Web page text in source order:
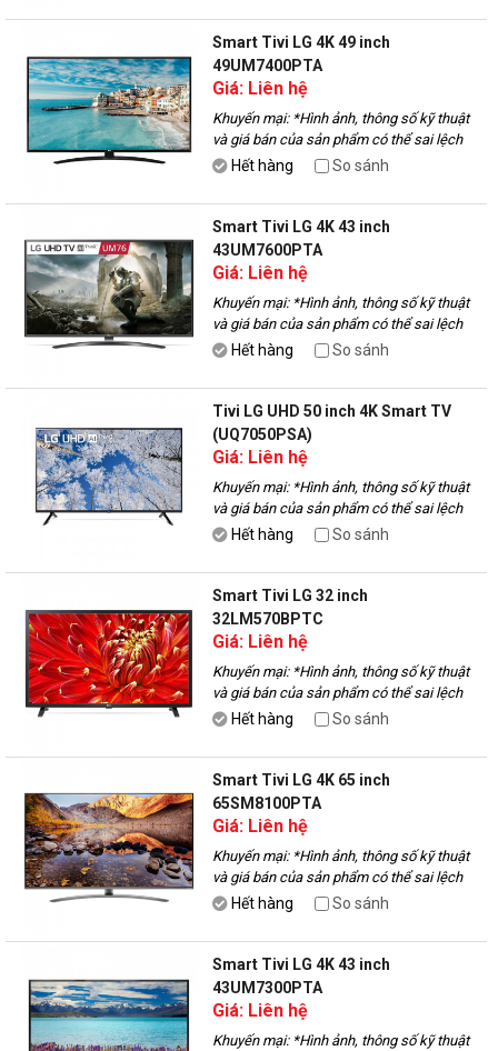
Smart Tivi LG 4K 49 inch
49UM7400PTA
Giá: Liên hệ
Khuyến mại: *Hình ảnh, thông số kỹ thuật
và giá bán của sản phẩm có thể sai lệch
với thực tế, vui lòng liên hệ với nhân viên
Hết hàng So sánh
Smart Tivi LG 4K 43 inch
43UM7600PTA
Giá: Liên hệ
Khuyến mại: *Hình ảnh, thông số kỹ thuật
và giá bán của sản phẩm có thể sai lệch
với thực tế, vui lòng liên hệ với nhân viên
Hết hàng So sánh
Tivi LG UHD 50 inch 4K Smart TV
(UQ7050PSA)
Giá: Liên hệ
Khuyến mại: *Hình ảnh, thông số kỹ thuật
và giá bán của sản phẩm có thể sai lệch
với thực tế, vui lòng liên hệ với nhân viên
Hết hàng So sánh
Smart Tivi LG 32 inch
32LM570BPTC
Giá: Liên hệ
Khuyến mại: *Hình ảnh, thông số kỹ thuật
và giá bán của sản phẩm có thể sai lệch
với thực tế, vui lòng liên hệ với nhân viên
Hết hàng So sánh
Smart Tivi LG 4K 65 inch
65SM8100PTA
Giá: Liên hệ
Khuyến mại: *Hình ảnh, thông số kỹ thuật
và giá bán của sản phẩm có thể sai lệch
với thực tế, vui lòng liên hệ với nhân viên
Hết hàng So sánh
Smart Tivi LG 4K 43 inch
43UM7300PTA
Giá: Liên hệ
Khuyến mại: *Hình ảnh, thông số kỹ thuật